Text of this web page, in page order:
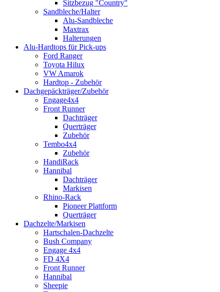
Sitzbezug "Country"
Sandbleche/Halter
Alu-Sandbleche
Maxtrax
Halterungen
Alu-Hardtops für Pick-ups
Ford Ranger
Toyota Hilux
VW Amarok
Hardtop - Zubehör
Dachgepäckträger/Zubehör
Engage4x4
Front Runner
Dachträger
Querträger
Zubehör
Tembo4x4
Zubehör
HandiRack
Hannibal
Dachträger
Markisen
Rhino-Rack
Pioneer Plattform
Querträger
Dachzelte/Markisen
Hartschalen-Dachzelte
Bush Company
Engage 4x4
FD 4X4
Front Runner
Hannibal
Sheepie